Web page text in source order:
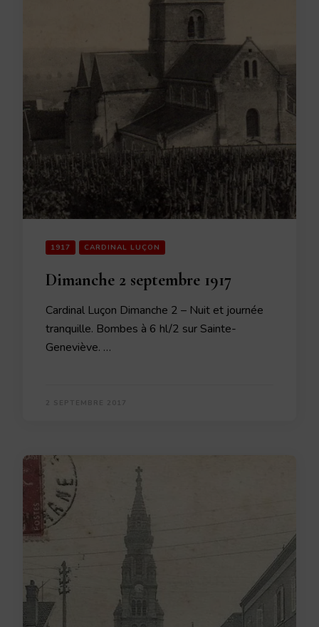
1917 CARDINAL LUÇON
Dimanche 2 septembre 1917
Cardinal Luçon Dimanche 2 – Nuit et journée
tranquille. Bombes à 6 hl/2 sur Sainte-
Geneviève. …